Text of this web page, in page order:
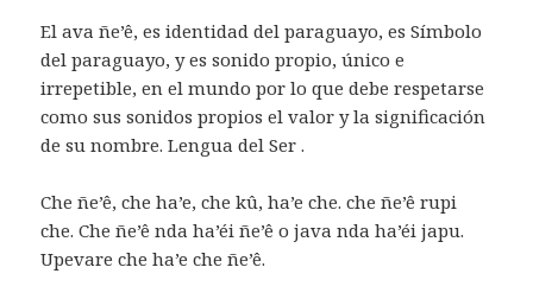
El ava ñe’ê, es identidad del paraguayo, es Símbolo
del paraguayo, y es sonido propio, único e
irrepetible, en el mundo por lo que debe respetarse
como sus sonidos propios el valor y la significación
de su nombre. Lengua del Ser .
Che ñe’ê, che ha’e, che kû, ha’e che. che ñe’ê rupi
che. Che ñe’ê nda ha’éi ñe’ê o java nda ha’éi japu.
Upevare che ha’e che ñe’ê.